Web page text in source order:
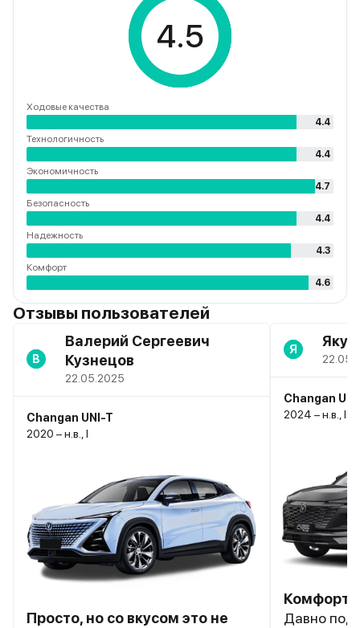
4.5
Ходовые качества
4.4
Технологичность
4.4
Экономичность
4.7
Безопасность
4.4
Надежность
4.3
Комфорт
4.6
Отзывы пользователей
В
Валерий Сергеевич
Кузнецов
22.05.2025
Changan UNI-T
2020 – н.в., I
Просто, но со вкусом это не
Я
Changan
2024 – н.в., I
Давно